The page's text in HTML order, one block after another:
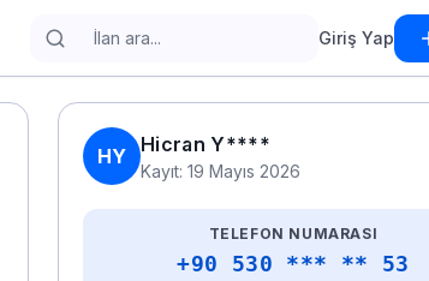
Giriş Yap
HY
Hicran Y****
Kayıt: 19 Mayıs 2026
TELEFON NUMARASI
+90 530 *** ** 53